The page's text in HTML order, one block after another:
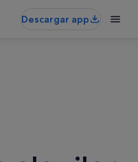
Descargar app